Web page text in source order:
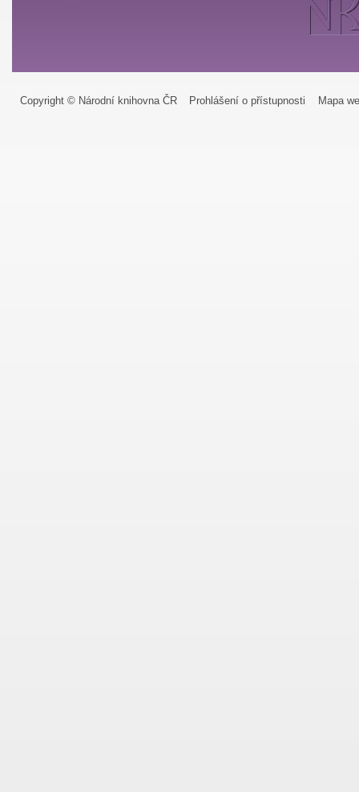
Copyright © Národní knihovna ČR Prohlášení o přístupnosti Mapa